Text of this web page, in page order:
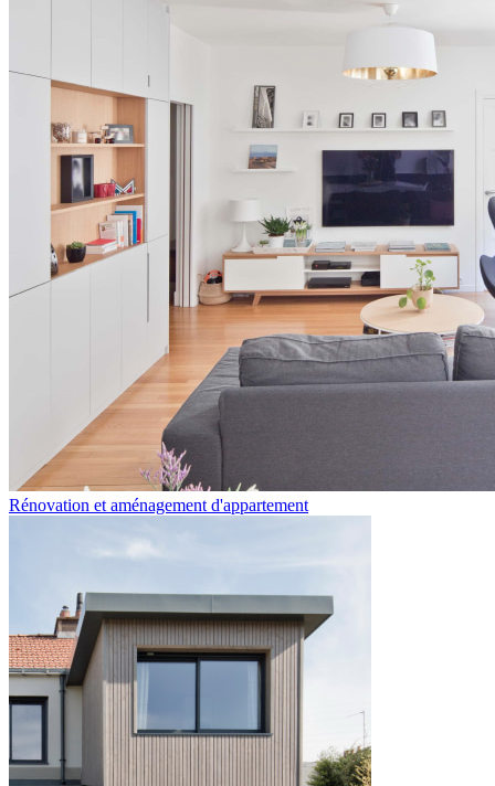
Rénovation et aménagement d'appartement